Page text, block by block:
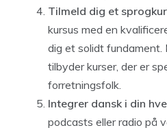
Tilmeld dig et
kursus med en
dig et solidt fundament.
tilbyder kurser, der er
forretningsfolk.
Integrer dansk i din
podcasts eller radio på